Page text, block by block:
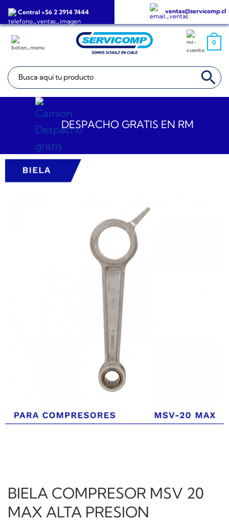
Saltar
Central +56 2 2914 7444 ventas@servicomp.cl
0
Buscar: BOTÓN DE
DESPACHO GRATIS EN RM
BIELA COMPRESOR MSV 20
MAX ALTA PRESION